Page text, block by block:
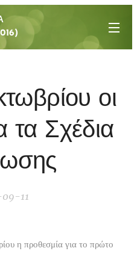
οι
τα Σχέδια
11
η προθεσμία για το πρώτο